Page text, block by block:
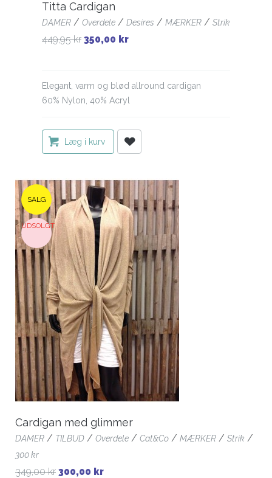
Titta Cardigan
DAMER / Overdele / Desires / MÆRKER / Strik
449,95 kr 350,00 kr
Elegant, varm og blød allround cardigan
60% Nylon, 40% Acryl
Læg i kurv
SALG
UDSOLGT
Cardigan med glimmer
DAMER / TILBUD / Overdele / Cat&Co / MÆRKER / Strik /
300 kr
349,00 kr 300,00 kr